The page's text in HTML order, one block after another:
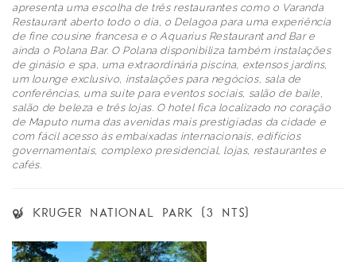
apresenta uma escolha de três restaurantes como o Varanda
Restaurant aberto todo o dia, o Delagoa para uma experiência
de fine cousine francesa e o Aquarius Restaurant and Bar e
ainda o Polana Bar. O Polana disponibiliza também instalações
de ginásio e spa, uma extraordinária piscina, extensos jardins,
um lounge exclusivo, instalações para negócios, sala de
conferências, uma suite para eventos sociais, salão de baile,
salão de beleza e três lojas. O hotel fica localizado no coração
de Maputo numa das avenidas mais prestigiadas da cidade e
com fácil acesso às embaixadas internacionais, edifícios
governamentais, complexo presidencial, lojas, restaurantes e
cafés.
KRUGER NATIONAL PARK (3 NTS)